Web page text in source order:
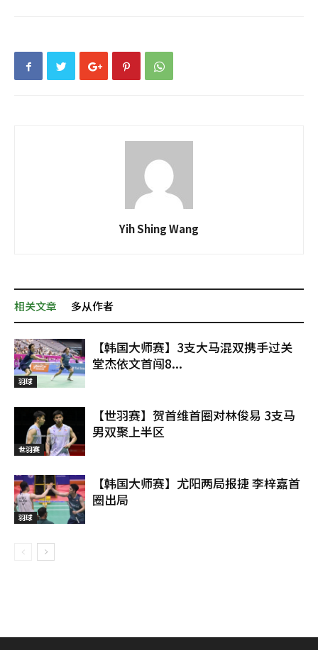
Yih Shing Wang
相关文章 多从作者
羽球
【韩国大师赛】3支大马混双携手过关
堂杰依文首闯8...
世羽赛
【世羽赛】贺首维首圈对林俊易 3支马
男双聚上半区
羽球
【韩国大师赛】尤阳两局报捷 李梓嘉首
圈出局